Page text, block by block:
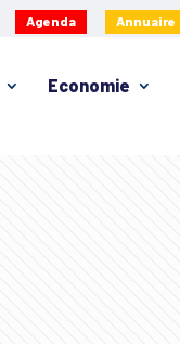
Agenda Annuaire
Economie